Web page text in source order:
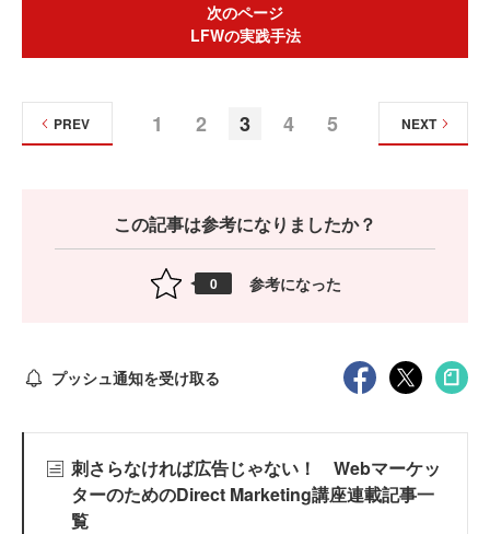
次のページ
LFWの実践手法
1 2 3 4 5
PREV NEXT
この記事は参考になりましたか？
0 参考になった
プッシュ通知を受け取る
刺さらなければ広告じゃない！ Webマーケッ
ターのためのDirect Marketing講座連載記事一
覧